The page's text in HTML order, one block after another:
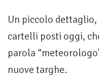
Un piccolo
cartelli posti oggi,
parola
nuove targhe.